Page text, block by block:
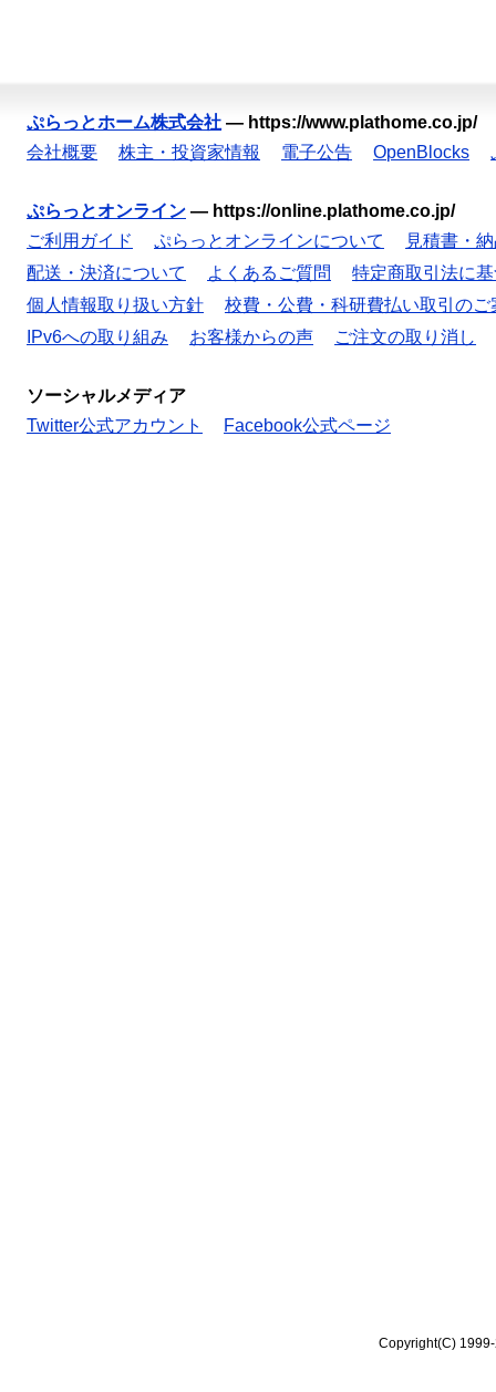
ぷらっとホーム株式会社 — https://www.plathome.co.jp/
会社概要
株主・投資家情報 電子公告 OpenBlocks
ぷらっとオンライン — https://online.plathome.co.jp/
ご利用ガイド
ぷらっとオンラインについて
見積書・
配送・決済について
よくあるご質問
特定商取引法に
個人情報取り扱い方針
校費・公費・科研費払い取引のご
IPv6への取り組み
お客様からの声 ご注文の取り消し
ソーシャルメディア
Twitter公式アカウント
Facebook公式ページ
Copyright(C)